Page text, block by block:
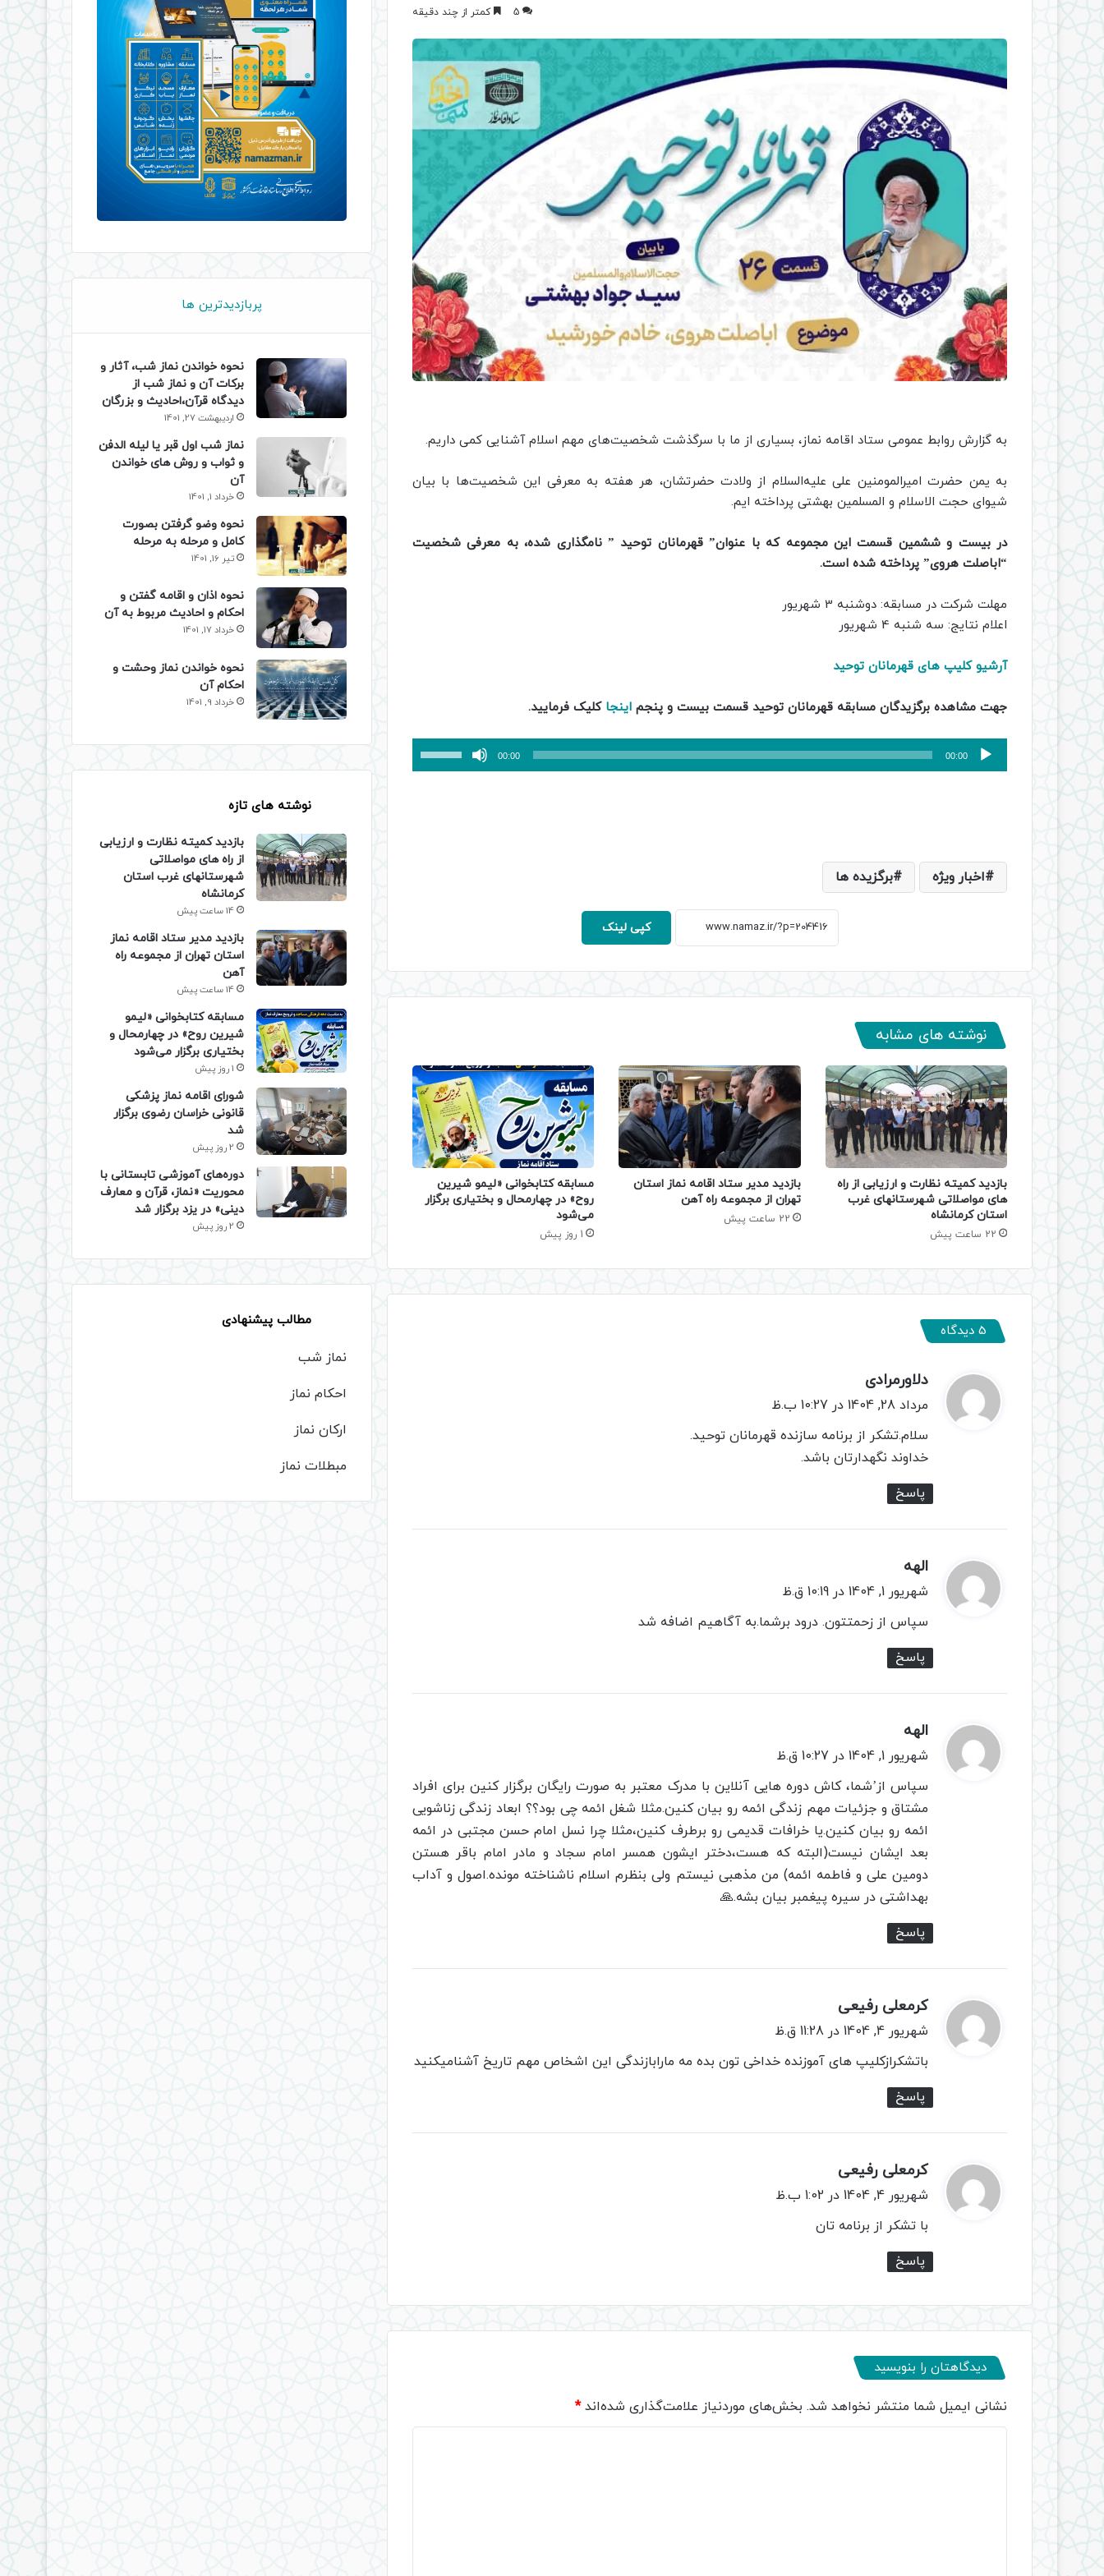
5 کمتر از چند دقیقه
به گزارش روابط عمومی ستاد اقامه نماز، بسیاری از ما با سرگذشت شخصیت‌های مهم اسلام آشنایی کمی داریم.
به یمن حضرت امیرالمومنین علی علیه‌السلام از ولادت حضرتشان، هر هفته به معرفی این شخصیت‌ها با بیان
شیوای حجت الاسلام و المسلمین بهشتی پرداخته ایم.
در بیست و ششمین قسمت این مجموعه که با عنوان” قهرمانان توحید ” نامگذاری شده، به معرفی شخصیت
“اباصلت هروی” پرداخته شده است.
مهلت شرکت در مسابقه: دوشنبه 3 شهریور
اعلام نتایج: سه شنبه 4 شهریور
آرشیو کلیپ های قهرمانان توحید
جهت مشاهده برگزیدگان مسابقه قهرمانان توحید قسمت بیست و پنجم اینجا کلیک فرمایید‌.
پخش‌کننده
صوت
00:00
00:00
افزایش
کنید.
اخبار ویژه برگزیده ها
کپی لینک
نوشته های مشابه
بازدید کمیته نظارت و ارزیابی از راه
های مواصلاتی شهرستانهای غرب
استان کرمانشاه
22 ساعت پیش
بازدید مدیر ستاد اقامه نماز استان
تهران از مجموعه راه آهن
22 ساعت پیش
مسابقه کتابخوانی «لیمو شیرین
روح» در چهارمحال و بختیاری برگزار
می‌شود
1 روز پیش
5 دیدگاه
دلاورمرادی
ف
مرداد 28, 1404 در 10:27 ب.ظ
سلام.تشکر از برنامه سازنده قهرمانان توحید.
خداوند نگهدارتان باشد.
پاسخ
الهه
ف
شهریور 1, 1404 در 10:19 ق.ظ
سپاس از زحمتتون. درود برشما.به آگاهیم اضافه شد
پاسخ
الهه
ف
شهریور 1, 1404 در 10:27 ق.ظ
سپاس از’شما، کاش دوره هایی آنلاین با مدرک معتبر به صورت رایگان برگزار کنین برای افراد
مشتاق و جزئیات مهم زندگی ائمه رو بیان کنین.مثلا شغل ائمه چی بود؟؟ ابعاد زندگی زناشویی
ائمه رو بیان کنین.یا خرافات قدیمی رو برطرف کنین،مثلا چرا نسل امام حسن مجتبی در ائمه
بعد ایشان نیست(البته که هست،دختر ایشون همسر امام سجاد و مادر امام باقر هستن
دومین علی و فاطمه ائمه) من مذهبی نیستم ولی بنظرم اسلام ناشناخته مونده.اصول و آداب
بهداشتی در سیره پیغمبر بیان بشه.🙏
پاسخ
کرمعلی رفیعی
ف
:
شهریور 4, 1404 در 11:28 ق.ظ
باتشکرازکلیپ های آموزنده خداخی تون بده مه مارابازندگی این اشخاص مهم تاریخ آشنامیکنید
پاسخ
کرمعلی رفیعی
ف
شهریور 4, 1404 در 1:02 ب.ظ
با تشکر از برنامه تان
پاسخ
دیدگاهتان را بنویسید
نشانی ایمیل شما منتشر نخواهد شد. بخش‌های موردنیاز علامت‌گذاری شده‌اند*
پربازدیدترین ها
نحوه خواندن نماز شب، آثار و
برکات آن و نماز شب از
دیدگاه قرآن،احادیث و بزرگان
اردیبهشت 27, 1401
نماز شب اول قبر یا لیله الدفن
و ثواب و روش های خواندن
آن
خرداد 1, 1401
نحوه وضو گرفتن بصورت
کامل و مرحله به مرحله
تیر 16, 1401
نحوه اذان و اقامه گفتن و
احکام و احادیث مربوط به آن
خرداد 17, 1401
نحوه خواندن نماز وحشت و
احکام آن
خرداد 9, 1401
نوشته های تازه
بازدید کمیته نظارت و ارزیابی
از راه های مواصلاتی
شهرستانهای غرب استان
کرمانشاه
14 ساعت پیش
بازدید مدیر ستاد اقامه نماز
استان تهران از مجموعه راه
آهن
14 ساعت پیش
مسابقه کتابخوانی «لیمو
شیرین روح» در چهارمحال و
بختیاری برگزار می‌شود
1 روز پیش
شورای اقامه نماز پزشکی
قانونی خراسان رضوی برگزار
شد
2 روز پیش
دوره‌های آموزشی تابستانی با
محوریت «نماز، قرآن و معارف
دینی» در یزد برگزار شد
2 روز پیش
مطالب پیشنهادی
نماز شب
احکام نماز
ارکان نماز
مبطلات نماز